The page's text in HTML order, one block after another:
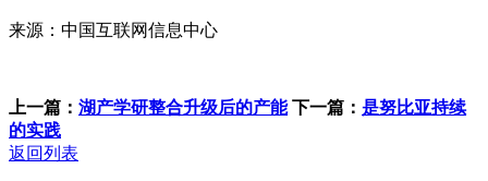
来源：中国互联网信息中心
上一篇： 湖产学研整合升级后的产能 下一篇： 是努比亚持续
的实践
返回列表